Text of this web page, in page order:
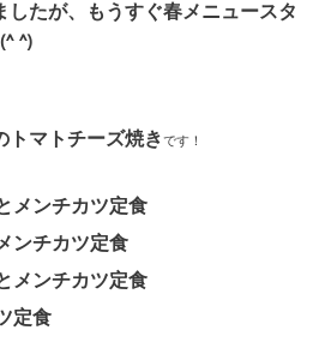
したが、もうすぐ春メニュースタ
^)
トマトチーズ焼きです！
メンチカツ定食
ンチカツ定食
メンチカツ定食
定食